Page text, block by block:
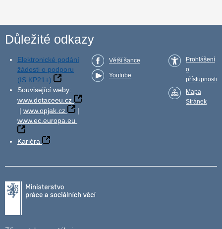
Důležité odkazy
Elektronické podání
žádosti o podporu
(IS KP21+)
Související weby:
www.dotaceeu.cz
| www.opjak.cz
|
www.ec.europa.eu
Kariéra
Větší šance
Youtube
Prohlášení
o
přístupnosti
Mapa
Stránek